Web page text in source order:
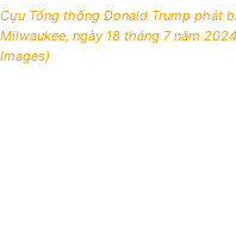
Cựu Tổng thống Donald Trump phát
Milwaukee, ngày 18 tháng 7 năm
Images)